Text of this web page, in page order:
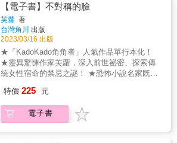
是業界知名的美女整形醫生。 然而她自己的臉
卻逐漸失控；不但左臉迅速變化、與右臉越來
越不對稱，還會不自覺地抽搐、冷笑，不但嚇
到家人，還嚇跑論及婚嫁的男友。四處就醫都
沒用，到最後連左半邊的身體都無法控制，頻
頻想殺死自己！ 一場場詭異的惡夢，引領她走
向住家附近公園內的貞節牌坊。 到底她與百年
前牌坊表揚的女子有何關聯？ 這其中隱含著多
少不為人知的愛恨糾葛、恩怨情仇？ 她必須在
真相！ &copy; 2021 by 華星娛樂股份有限公司
（作者：芙蘿）
【電子書】不對稱的臉
芙蘿 著
台灣角川 出版
2023/03/16 出版
★「KadoKado角角者」人氣作品單行本化！
★靈異驚悚作家芙蘿，深入前世祕密、探索傳
統女性宿命的禁忌之謎！ ★恐怖小說名家既
唯一獲獎作家沙棠──戰慄推薦！ ★單行本獨家
收錄：精彩番外篇芙蘿的私房筆記大公開！
【內容介紹】 當妳面向鏡子，看著最熟悉的那
特價 225 元
電子書